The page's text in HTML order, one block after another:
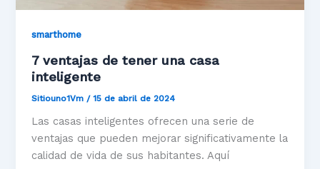
smarthome
7 ventajas de tener una casa
inteligente
Sitiouno1Vm /15 de abril de 2024
Las casas inteligentes ofrecen una serie de
ventajas que pueden mejorar significativamente la
calidad de vida de sus habitantes. Aquí